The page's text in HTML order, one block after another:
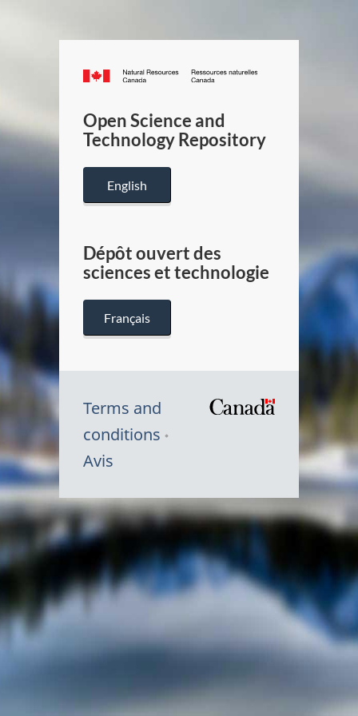
Canada.ca
/
Canada
Open Science and
Technology Repository
English
Dépôt ouvert des
sciences et technologie
Français
Terms and
conditions
Avis
Symbole
du
Canada